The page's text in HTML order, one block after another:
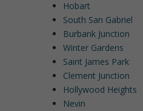
Hobart
South San Gabriel
Burbank Junction
Winter Gardens
Saint James Park
Clement Junction
Hollywood Heights
Nevin